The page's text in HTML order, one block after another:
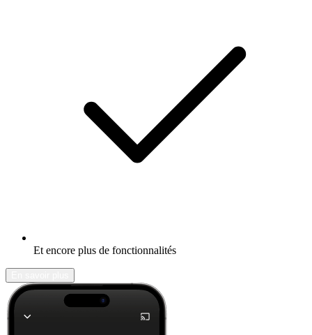
Et encore plus de fonctionnalités